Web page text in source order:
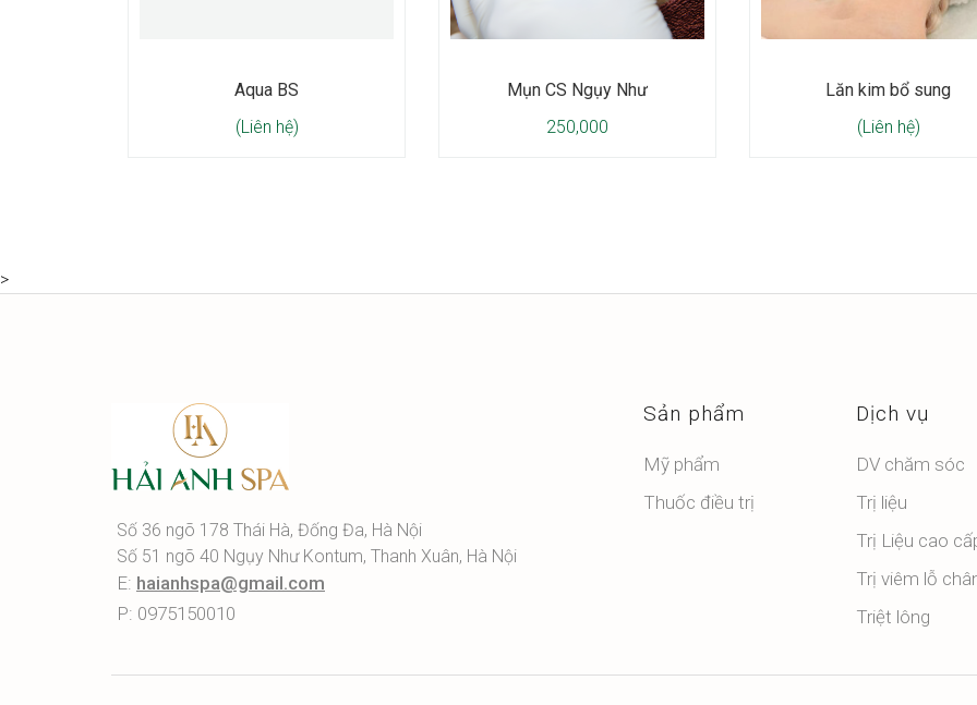
Aqua BS
(Liên hệ)
Mụn CS Ngụy Như
250,000
Lăn kim bổ sung
(Liên hệ)
>
Số 36 ngõ 178 Thái Hà, Đống Đa, Hà Nội
Số 51 ngõ 40 Ngụy Như Kontum, Thanh Xuân, Hà Nội
E: haianhspa@gmail.com
P: 0975150010
Sản phẩm
Mỹ phẩm
Thuốc điều trị
Dịch vụ
DV chăm sóc
Trị liệu
Trị Liệu cao
Trị viêm lỗ
Triệt lông